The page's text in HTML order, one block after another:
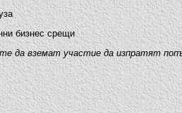
бизнес срещи
да вземат участие да изпратят